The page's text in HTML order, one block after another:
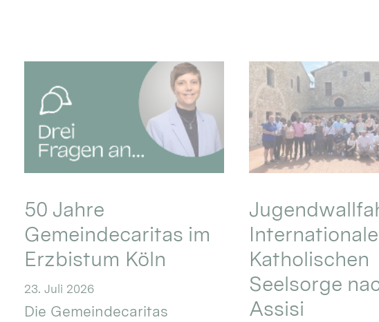
50 Jahre
Gemeindecaritas im
Erzbistum Köln
23. Juli 2026
Die Gemeindecaritas
Katholischen
Seelsorge
Assisi